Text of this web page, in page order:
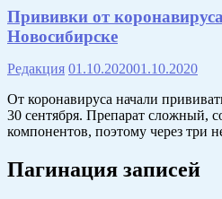
Прививки от
Новосибирске
Редакция 01.10.202001.10.2020
От коронавируса начали
30 сентября. Препарат сложный,
компонентов, поэтому через три
Пагинация записей